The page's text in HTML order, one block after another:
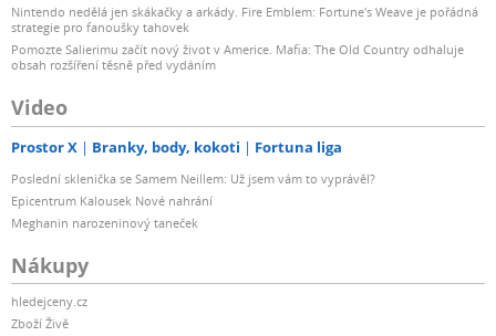
Nintendo nedělá jen skákačky a arkády. Fire Emblem: Fortune's Weave je pořádná
strategie pro fanoušky tahovek
Pomozte Salierimu začít nový život v Americe. Mafia: The Old Country odhaluje
obsah rozšíření těsně před vydáním
Video
Prostor X Branky, body, kokoti Fortuna liga
Poslední sklenička se Samem Neillem: Už jsem vám to vyprávěl?
Epicentrum Kalousek Nové nahrání
Meghanin narozeninový taneček
Nákupy
hledejceny.cz
Zboží Živě